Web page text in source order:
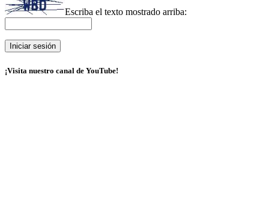
Escriba el texto mostrado arriba:
¡Visita nuestro canal de YouTube!